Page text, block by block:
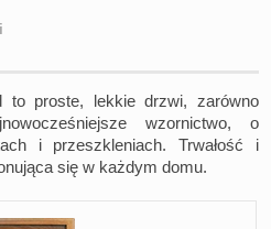
to proste, lekkie drzwi, zarówno
wzornictwo, o
i przeszkleniach. Trwałość i
się w każdym domu.